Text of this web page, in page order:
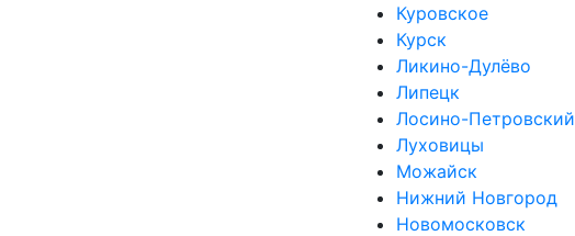
Куровское
Курск
Ликино-Дулёво
Липецк
Лосино-Петровский
Луховицы
Можайск
Нижний Новгород
Новомосковск